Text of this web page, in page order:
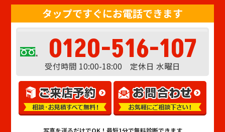
タップですぐにお電話できます
0120-516-107
受付時間 10:00-18:00 定休日 水曜日
写真を送るだけでOK！ 最短1分で無料診断できます